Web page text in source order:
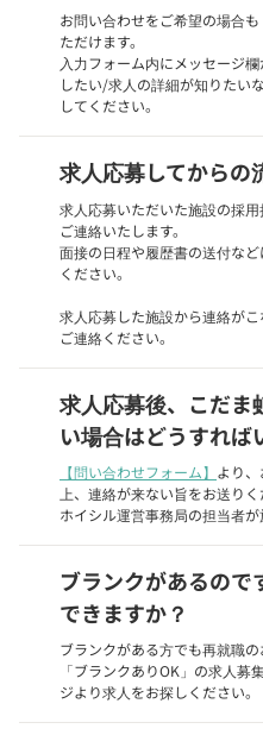
お問い合わせをご希望の場合
ただけます。
入力フォーム内にメッセージ
したい/求人の詳細が知りたい
してください。
求人応募してからの
求人応募いただいた施設の採
ご連絡いたします。
面接の日程や履歴書の送付な
ください。
求人応募した施設から連絡が
ご連絡ください。
求人応募後、こだま
い場合はどうすれば
【問い合わせフォーム】 より
上、連絡が来ない旨をお送りく
ホイシル運営事務局の担当者が
ブランクがあるので
できますか？
ブランクがある方でも再就職の
「ブランクありOK」の求人募
ジより求人をお探しください。